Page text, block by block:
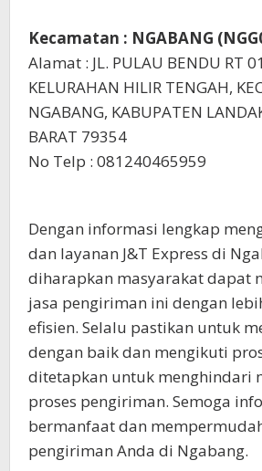
Kecamatan : NGABANG
Alamat : JL. PULAU BENDU RT
KELURAHAN HILIR TENGAH,
NGABANG, KABUPATEN
BARAT 79354
No Telp : 081240465959
Dengan informasi lengkap
dan layanan J&T Express di
diharapkan masyarakat dapat
jasa pengiriman ini dengan
efisien. Selalu pastikan untuk
dengan baik dan mengikuti
ditetapkan untuk menghindari
proses pengiriman. Semoga
bermanfaat dan
pengiriman Anda di Ngabang.